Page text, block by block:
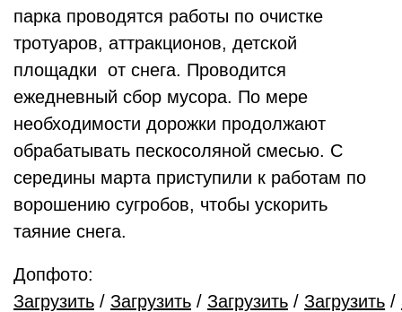
парка проводятся работы по очистке
тротуаров, аттракционов, детской
площадки от снега. Проводится
ежедневный сбор мусора. По мере
необходимости дорожки продолжают
обрабатывать пескосоляной смесью. С
середины марта приступили к работам по
ворошению сугробов, чтобы ускорить
таяние снега.
Допфото:
Загрузить / Загрузить / Загрузить / Загрузить /